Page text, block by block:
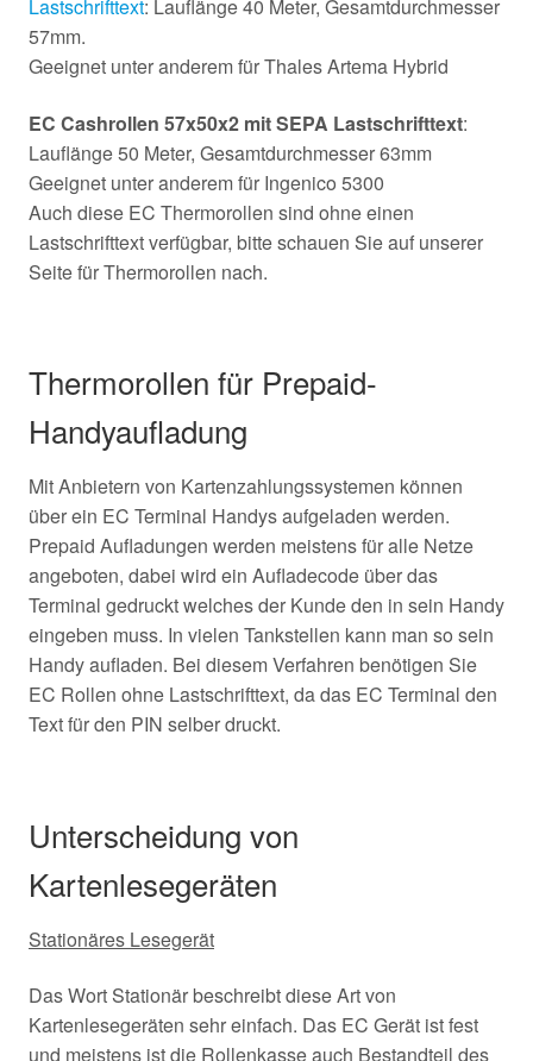
Lastschrifttext: Lauflänge 40 Meter, Gesamtdurchmesser
57mm.
Geeignet unter anderem für Thales Artema Hybrid
EC Cashrollen 57x50x2 mit SEPA Lastschrifttext:
Lauflänge 50 Meter, Gesamtdurchmesser 63mm
Geeignet unter anderem für Ingenico 5300
Auch diese EC Thermorollen sind ohne einen
Lastschrifttext verfügbar, bitte schauen Sie auf unserer
Seite für Thermorollen nach.
Thermorollen für Prepaid-
Handyaufladung
Mit Anbietern von Kartenzahlungssystemen können
über ein EC Terminal Handys aufgeladen werden.
Prepaid Aufladungen werden meistens für alle Netze
angeboten, dabei wird ein Aufladecode über das
Terminal gedruckt welches der Kunde den in sein Handy
eingeben muss. In vielen Tankstellen kann man so sein
Handy aufladen. Bei diesem Verfahren benötigen Sie
EC Rollen ohne Lastschrifttext, da das EC Terminal den
Text für den PIN selber druckt.
Unterscheidung von
Kartenlesegeräten
Stationäres Lesegerät
Das Wort Stationär beschreibt diese Art von
Kartenlesegeräten sehr einfach. Das EC Gerät ist fest
und meistens ist die Rollenkasse auch Bestandteil des